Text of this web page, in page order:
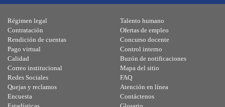
Régimen legal
Contratación
Rendición de cuentas
Pago virtual
Calidad
Talento humano
Ofertas de empleo
Concurso docente
Control interno
Buzón de notificaciones
Correo institucional
Redes Sociales
Quejas y reclamos
Encuesta
Mapa del sitio
FAQ
Atención en línea
Contáctenos